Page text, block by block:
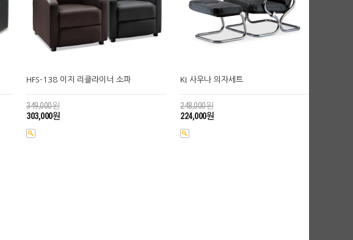
HFS-138 이지 리클라이너 소파
349,000원
303,000원
KI 사우나 의자세트
248,000원
224,000원